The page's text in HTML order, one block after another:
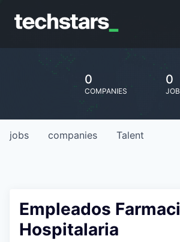
0
COMPANIES
0
jobs companies Talent
Empleados
Hospitalaria